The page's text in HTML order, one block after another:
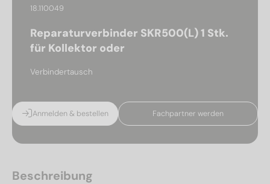
18.110049
Reparaturverbinder SKR500(L) 1 Stk.
für Kollektor oder
Verbindertausch
Anmelden & bestellen Fachpartner werden
Beschreibung